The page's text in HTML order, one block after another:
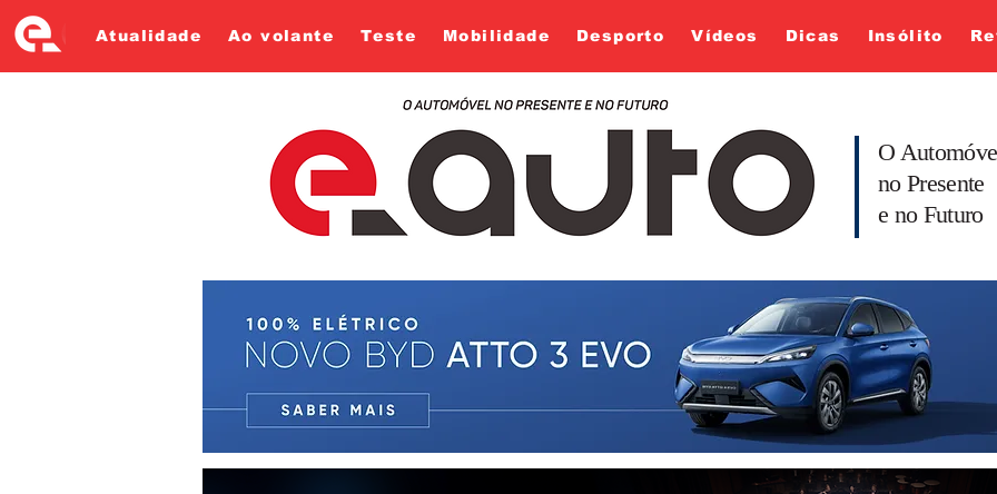
Atualidade Ao volante Teste Mobilidade Desporto Vídeos Dicas Insólito
O
no Presente
e no Futuro